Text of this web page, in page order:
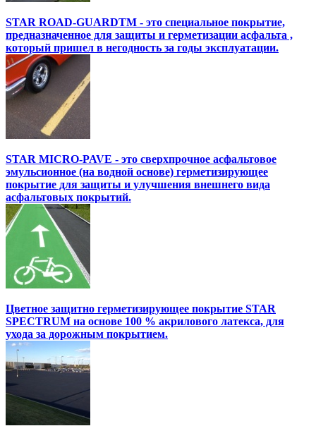
STAR ROAD-GUARDTM - это специальное покрытие,
предназначенное для защиты и герметизации асфальта ,
который пришел в негодность за годы эксплуатации.
STAR MICRO-PAVE - это сверхпрочное асфальтовое
эмульсионное (на водной основе) герметизирующее
покрытие для защиты и улучшения внешнего вида
асфальтовых покрытий.
Цветное защитно герметизирующее покрытие STAR
SPECTRUM на основе 100 % акрилового латекса, для
ухода за дорожным покрытием.